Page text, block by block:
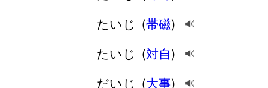
たいじ (帯磁) 🔊
たいじ (対自) 🔊
だいじ (大事) 🔊